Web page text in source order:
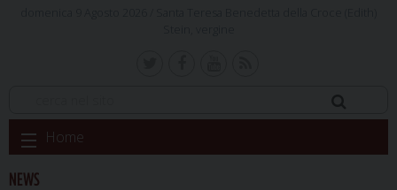
Skip
to
content
Home
NEWS